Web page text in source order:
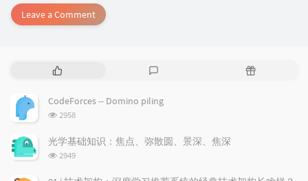
Leave a Comment
P
p
u
a
r
r
e
t
m
R
t
CodeForces -- Domino piling
浏
次
数:
2958
光学基础知识：焦点、弥散圆、景深、焦深
浏
次
2949